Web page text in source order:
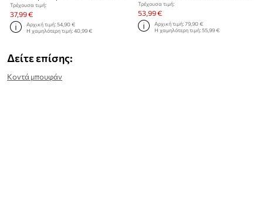
Τρέχουσα τιμή:
37,99 €
Αρχική τιμή:54,90 €
Η χαμηλότερη τιμή:40,99 €
Τρέχουσα τιμή:
53,99 €
Αρχική τιμή:79,90 €
Η χαμηλότερη τιμή:55,99 €
Δείτε επίσης:
Κοντά μπουφάν